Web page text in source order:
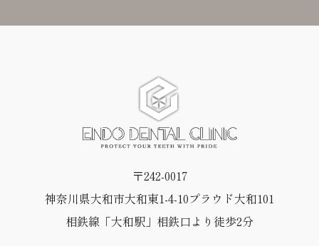
〒242-0017
神奈川県大和市大和東1-4-10プラウド大和101
相鉄線「大和駅」相鉄口より徒歩2分